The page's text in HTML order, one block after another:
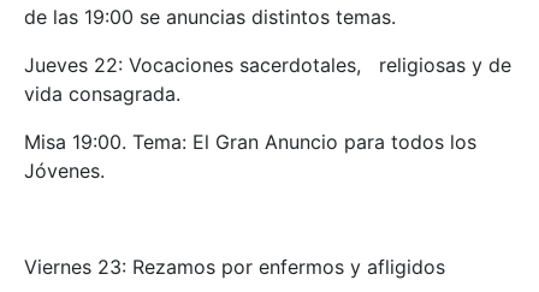
de las 19:00 se anuncias distintos temas.
Jueves 22: Vocaciones sacerdotales, religiosas y de
vida consagrada.
Misa 19:00. Tema: El Gran Anuncio para todos los
Jóvenes.
Viernes 23: Rezamos por enfermos y afligidos